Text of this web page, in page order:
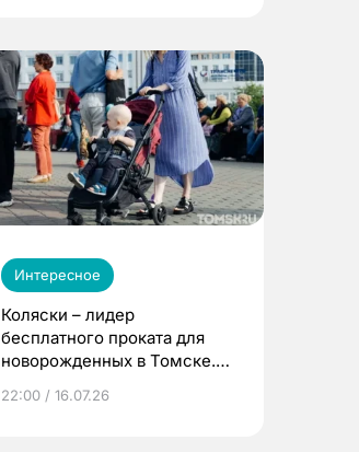
Интересное
Коляски – лидер
бесплатного проката для
новорожденных в Томске.
22:00 / 16.07.26